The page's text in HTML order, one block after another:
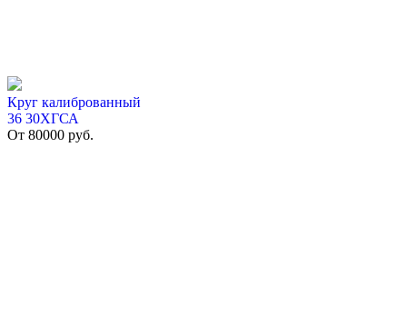
Круг калиброванный
36 30ХГСА
От 80000 руб.